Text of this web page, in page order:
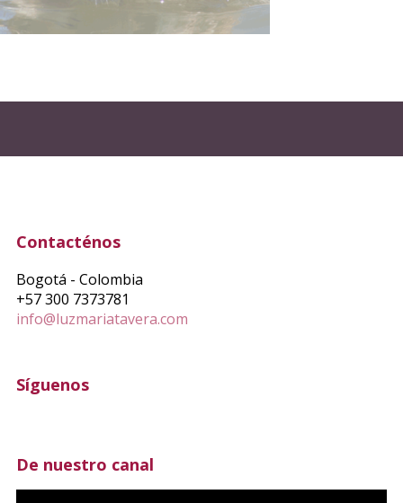
Contacténos
Bogotá - Colombia
+57 300 7373781
info@luzmariatavera.com
Síguenos
De nuestro canal